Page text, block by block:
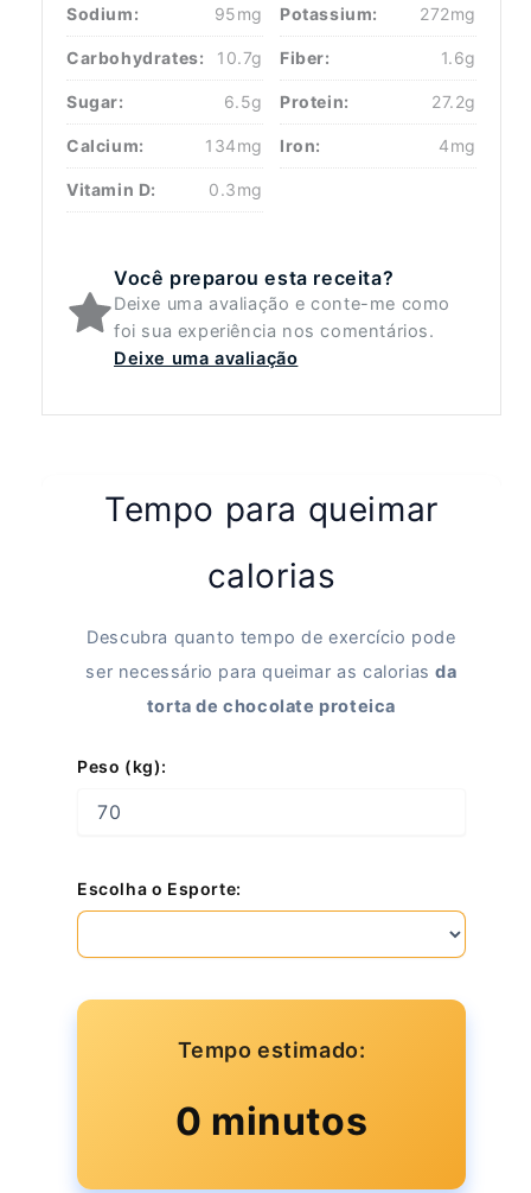
Sodium: 95mg Potassium: 272mg
Carbohydrates: 10.7g Fiber: 1.6g
Sugar: 6.5g Protein: 27.2g
Calcium: 134mg Iron: 4mg
Vitamin D: 0.3mg
Você preparou esta receita?
Deixe uma avaliação e conte-me como
foi sua experiência nos comentários.
Deixe uma avaliação
Tempo para queimar
calorias
Descubra quanto tempo de exercício pode
ser necessário para queimar as caloriasda
torta de chocolate proteica
Peso (kg):
Escolha o Esporte:
Tempo estimado:
0 minutos